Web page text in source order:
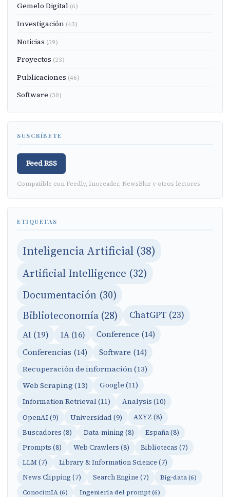
Gemelo Digital (6)
Investigación (43)
Noticias (59)
Proyectos (23)
Publicaciones (46)
Software (30)
SUSCRÍBETE
Feed RSS
Compatible con Feedly, Inoreader, NewsBlur y otros lectores.
ETIQUETAS
Inteligencia Artificial (38)
Artificial Intelligence (32)
Documentación (30)
Biblioteconomía (28) ChatGPT (23)
AI (19) IA (16)
Conference (14)
Conferencias (14)
Software (14)
Recuperación de información (13)
Web Scraping (13)
Google (11)
Information Retrieval (11)
Analysis (10)
OpenAI (9) Universidad (9)
AXYZ (8)
Buscadores (8)
Data-mining (8)
España (8)
Prompts (8)
Web Crawlers (8)
Bibliotecas (7)
LLM (7)
Library & Information Science (7)
News Clipping (7)
Search Engine (7)
Big-data (6)
ConocimIA (6)
Ingeniería del prompt (6)